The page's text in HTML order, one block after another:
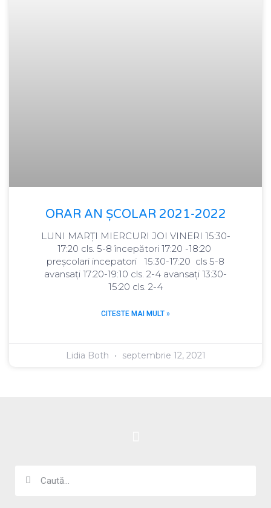
ORAR AN ȘCOLAR 2021-2022
LUNI MARȚI MIERCURI JOI VINERI 15:30-
17:20 cls. 5-8 începători 17:20 -18:20
preșcolari incepatori 15:30-17:20 cls 5-8
avansați 17:20-19:10 cls. 2-4 avansați 13:30-
15:20 cls. 2-4
CITESTE MAI MULT »
Lidia Both septembrie 12, 2021